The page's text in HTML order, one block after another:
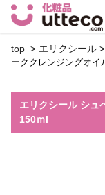
top > エリクシール >
ーククレンジングオ
エリクシール シ
150ｍl